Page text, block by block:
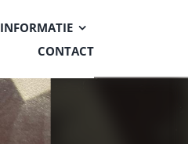
INFORMATIE
CONTACT